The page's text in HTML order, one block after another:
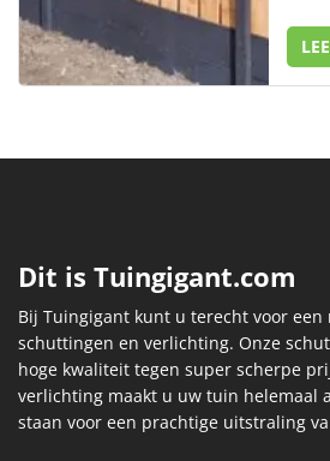
Dit is Tuingigant.com
Bij Tuingigant kunt u terecht voor
schuttingen en verlichting. Onze
hoge kwaliteit tegen super scherpe
verlichting maakt u uw tuin helemaal
staan voor een prachtige uitstraling